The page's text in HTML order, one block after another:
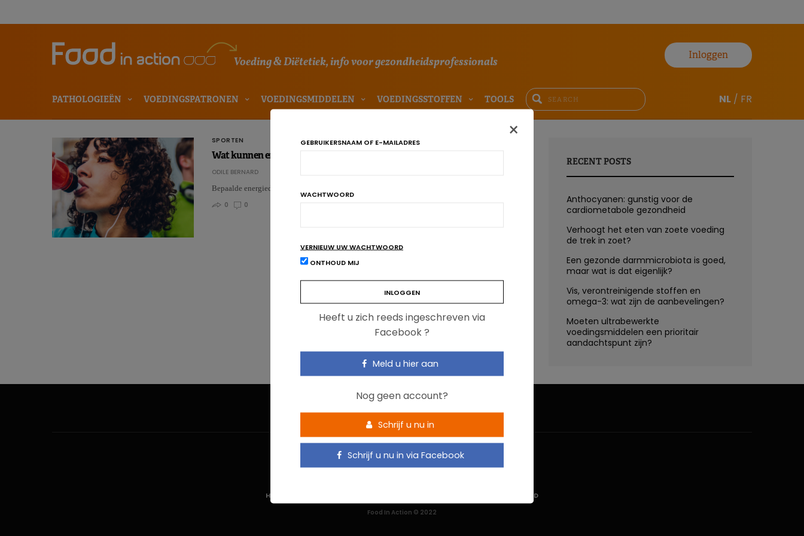
Voeding & Diëtetiek, info voor gezondheidsprofessionals
Inloggen
PATHOLOGIEËN VOEDINGSPATRONEN VOEDINGSMIDDELEN VOEDINGSSTOFFEN TOOLS NL / FR
SPORTEN
Wat kunnen energiedranken voor sporters? Consensus
ODILE BERNARD
Bepaalde energiedranken hebben een positieve invloed op de prestaties van de sporters.…
0
0
RECENT POSTS
Anthocyanen: gunstig voor de
cardiometabole gezondheid
Verhoogt het eten van zoete voeding
de trek in zoet?
Een gezonde darmmicrobiota is goed,
maar wat is dat eigenlijk?
Vis, verontreinigende stoffen en
omega-3: wat zijn de aanbevelingen?
Moeten ultrabewerkte
voedingsmiddelen een prioritair
aandachtspunt zijn?
×
GEBRUIKERSNAAM OF E-MAILADRES
WACHTWOORD
VERNIEUW UW WACHTWOORD
ONTHOUD MIJ
Heeft u zich reeds ingeschreven via
Facebook ?
Meld u hier aan
Nog geen account?
Schrijf u nu in
Schrijf u nu in via Facebook
HOME PRIVACYBELEID
Food In Action © 2022